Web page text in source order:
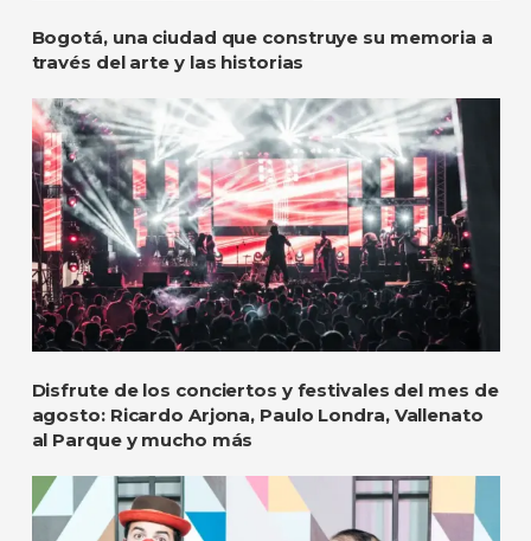
Bogotá, una ciudad que construye su memoria a
través del arte y las historias
Disfrute de los conciertos y festivales del mes de
agosto: Ricardo Arjona, Paulo Londra, Vallenato
al Parque y mucho más